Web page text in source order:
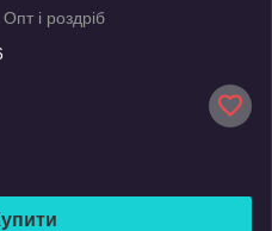
Опт і роздріб